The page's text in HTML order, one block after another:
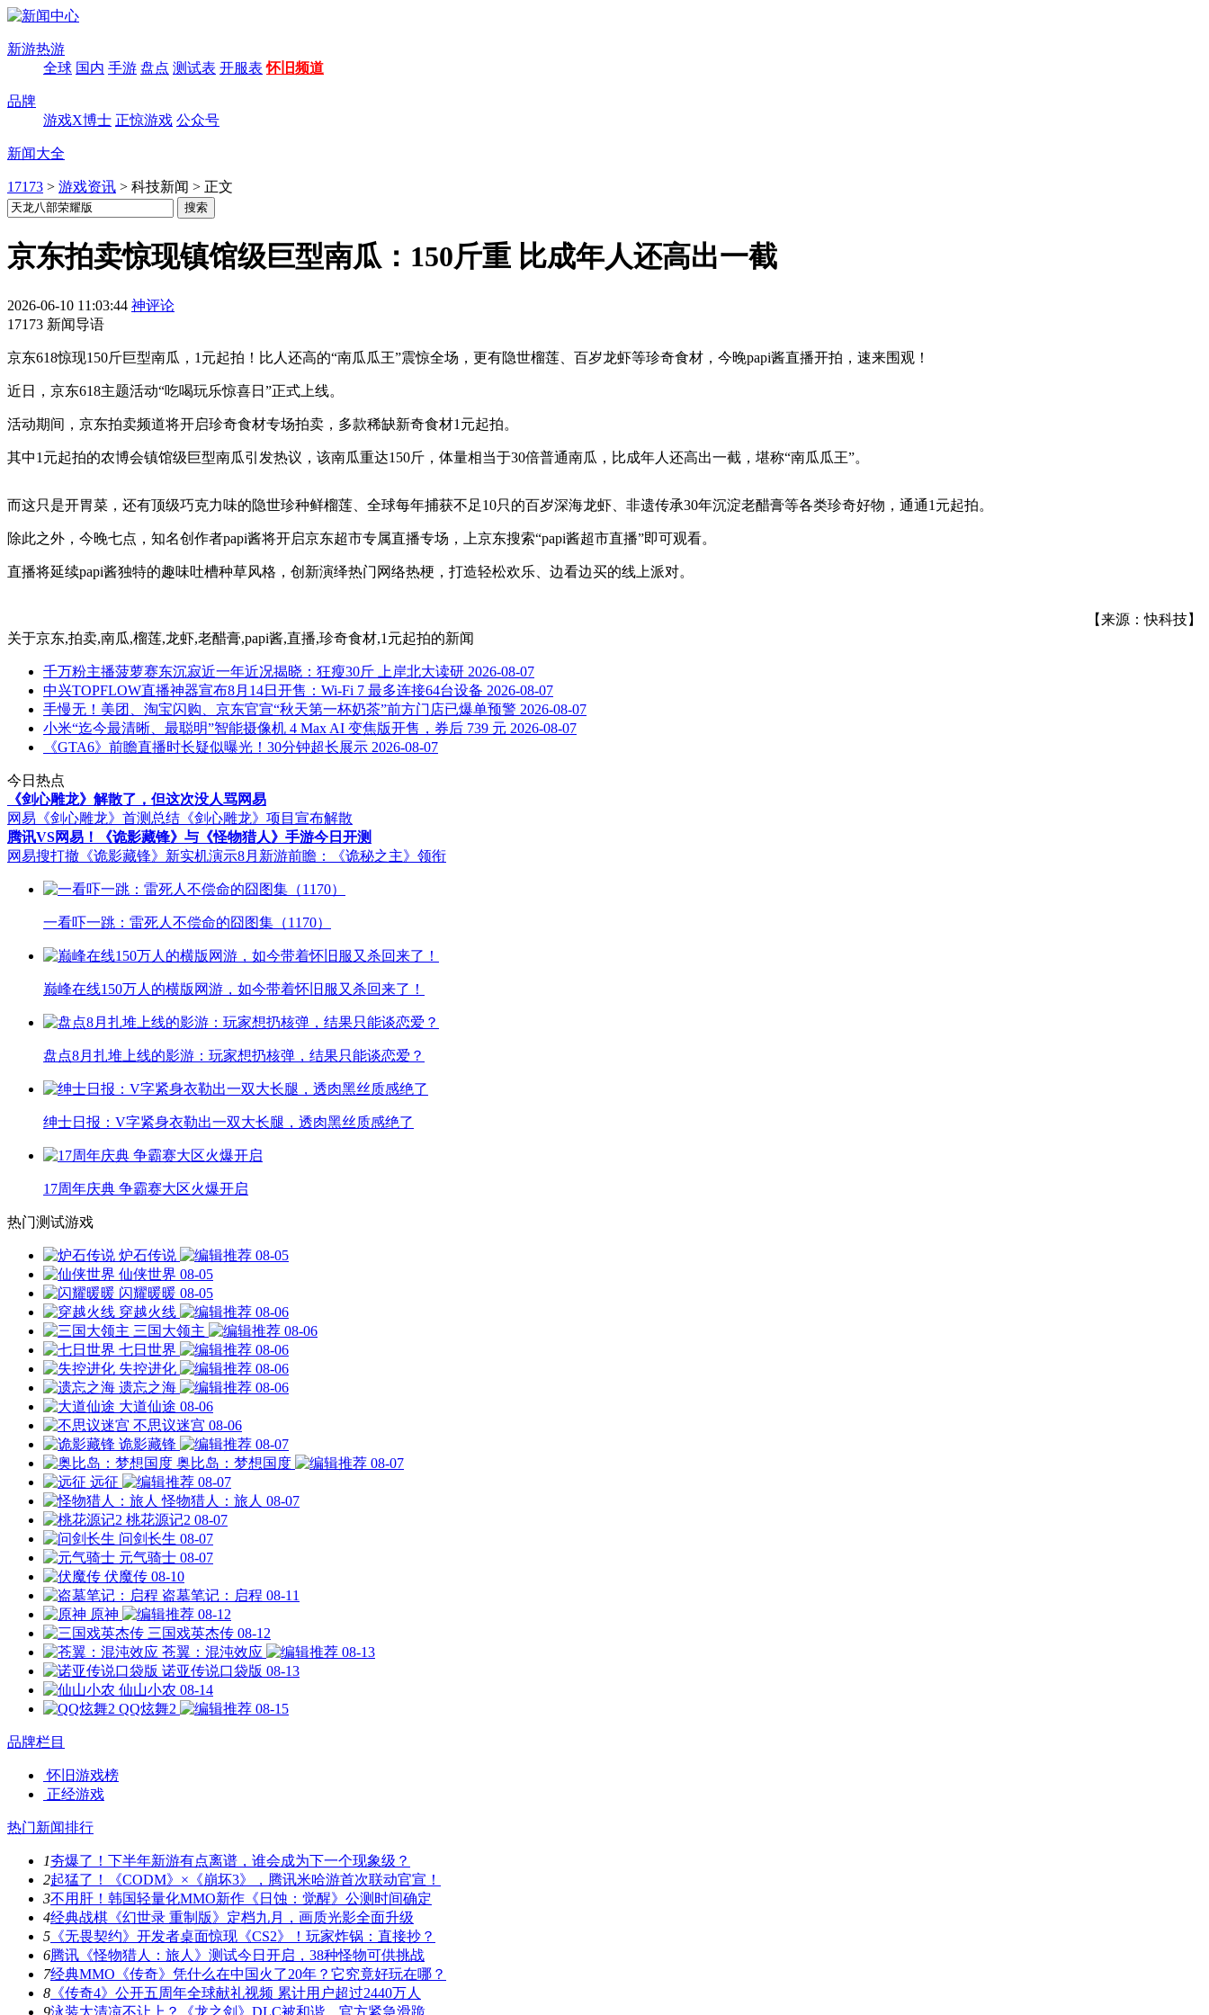
新游热游
全球 国内 手游 盘点 测试表 开服表 怀旧频道
品牌
游戏X博士 正惊游戏 公众号
新闻大全
17173 > 游戏资讯 > 科技新闻 > 正文
京东拍卖惊现镇馆级巨型南瓜：150斤重 比成年人还高出一截
2026-06-10 11:03:44 神评论
17173 新闻导语
京东618惊现150斤巨型南瓜，1元起拍！比人还高的“南瓜瓜王”震惊全场，更有隐世榴莲、百岁龙虾等珍奇食材，今晚papi酱直播开拍，速来围观！
近日，京东618主题活动“吃喝玩乐惊喜日”正式上线。
活动期间，京东拍卖频道将开启珍奇食材专场拍卖，多款稀缺新奇食材1元起拍。
其中1元起拍的农博会镇馆级巨型南瓜引发热议，该南瓜重达150斤，体量相当于30倍普通南瓜，比成年人还高出一截，堪称“南瓜瓜王”。
而这只是开胃菜，还有顶级巧克力味的隐世珍种鲜榴莲、全球每年捕获不足10只的百岁深海龙虾、非遗传承30年沉淀老醋膏等各类珍奇好物，通通1元起拍。
除此之外，今晚七点，知名创作者papi酱将开启京东超市专属直播专场，上京东搜索“papi酱超市直播”即可观看。
直播将延续papi酱独特的趣味吐槽种草风格，创新演绎热门网络热梗，打造轻松欢乐、边看边买的线上派对。
【来源：快科技】
关于京东,拍卖,南瓜,榴莲,龙虾,老醋膏,papi酱,直播,珍奇食材,1元起拍的新闻
千万粉主播菠萝赛东沉寂近一年近况揭晓：狂瘦30斤 上岸北大读研 2026-08-07
中兴TOPFLOW直播神器宣布8月14日开售：Wi-Fi 7 最多连接64台设备 2026-08-07
手慢无！美团、淘宝闪购、京东官宣“秋天第一杯奶茶”前方门店已爆单预警 2026-08-07
小米“迄今最清晰、最聪明”智能摄像机 4 Max AI 变焦版开售，券后 739 元 2026-08-07
《GTA6》前瞻直播时长疑似曝光！30分钟超长展示 2026-08-07
今日热点
《剑心雕龙》解散了，但这次没人骂网易
网易《剑心雕龙》首测总结 《剑心雕龙》项目宣布解散
腾讯VS网易！《诡影藏锋》与《怪物猎人》手游今日开测
网易搜打撤《诡影藏锋》新实机演示8月新游前瞻：《诡秘之主》领衔
一看吓一跳：雷死人不偿命的囧图集（1170）
巅峰在线150万人的横版网游，如今带着怀旧服又杀回来了！
盘点8月扎堆上线的影游：玩家想扔核弹，结果只能谈恋爱？
绅士日报：V字紧身衣勒出一双大长腿，透肉黑丝质感绝了
17周年庆典 争霸赛大区火爆开启
热门测试游戏
炉石传说
08-05
仙侠世界 08-05
闪耀暖暖 08-05
穿越火线
08-06
三国大领主
08-06
七日世界
08-06
失控进化
08-06
遗忘之海
08-06
大道仙途 08-06
不思议迷宫 08-06
诡影藏锋
08-07
奥比岛：梦想国度
08-07
远征
08-07
怪物猎人：旅人 08-07
桃花源记2 08-07
问剑长生 08-07
元气骑士 08-07
伏魔传 08-10
盗墓笔记：启程 08-11
原神
08-12
三国戏英杰传 08-12
苍翼：混沌效应
08-13
诺亚传说口袋版 08-13
仙山小农 08-14
QQ炫舞2
08-15
品牌栏目
怀旧游戏榜
正经游戏
热门新闻排行
1夯爆了！下半年新游有点离谱，谁会成为下一个现象级？
2起猛了！《CODM》×《崩坏3》，腾讯米哈游首次联动官宣！
3不用肝！韩国轻量化MMO新作《日蚀：觉醒》公测时间确定
4经典战棋《幻世录 重制版》定档九月，画质光影全面升级
5 《无畏契约》开发者桌面惊现《CS2》！玩家炸锅：直接抄？
6腾讯《怪物猎人：旅人》测试今日开启，38种怪物可供挑战
7经典MMO《传奇》凭什么在中国火了20年？它究竟好玩在哪？
8 《传奇4》公开五周年全球献礼视频 累计用户超过2440万人
9泳装太清凉不让上？《龙之剑》DLC被和谐，官方紧急滑跪